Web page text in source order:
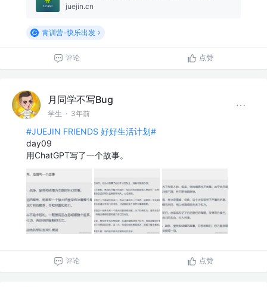
juejin.cn
青训营-快乐出发
评论 点赞
月同学不写Bug
学生 · 3年前
#JUEJIN FRIENDS 好好生活计划#
day09
用ChatGPT写了一个故事。
评论 点赞